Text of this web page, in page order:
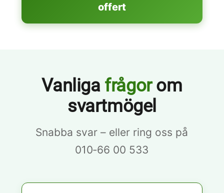
offert
Vanliga frågorom
svartmögel
Snabba svar – eller ring oss på
010‑66 00 533